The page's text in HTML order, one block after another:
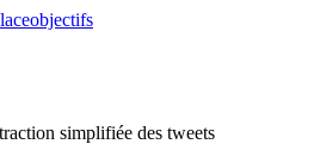
objectifs
simplifiée des tweets